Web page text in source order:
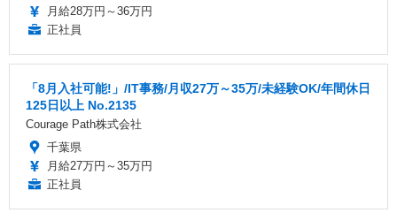
月給28万円～36万円
正社員
「8月入社可能!」/IT事務/月収27万～35万/未経験OK/年間休日
125日以上 No.2135
Courage Path株式会社
千葉県
月給27万円～35万円
正社員